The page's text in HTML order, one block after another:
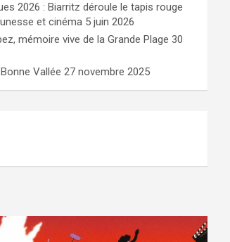
2026 : Biarritz déroule le tapis rouge
et cinéma 5 juin 2026
mémoire vive de la Grande Plage 30
Vallée 27 novembre 2025